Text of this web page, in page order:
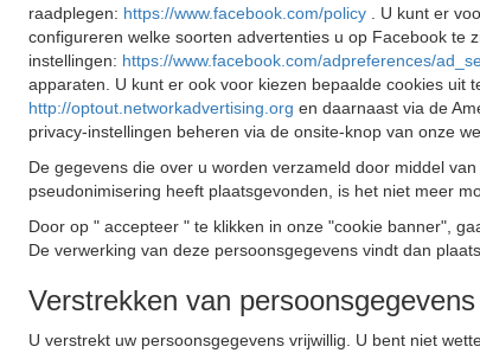
raadplegen: https://www.facebook.com/policy
. U kunt er
configureren welke soorten advertenties u op Facebook te
instellingen: https://www.facebook.com/adpreferences/
apparaten. U kunt er ook voor kiezen bepaalde cookies uit
http://optout.networkadvertising.org en daarnaast via de
privacy-instellingen beheren via de onsite-knop van onze
De gegevens die over u worden verzameld door middel
pseudonimisering heeft plaatsgevonden, is het niet meer
Door op " accepteer " te klikken in onze "cookie banner",
De verwerking van deze persoonsgegevens vindt dan
Verstrekken van
U verstrekt uw persoonsgegevens vrijwillig. U bent niet